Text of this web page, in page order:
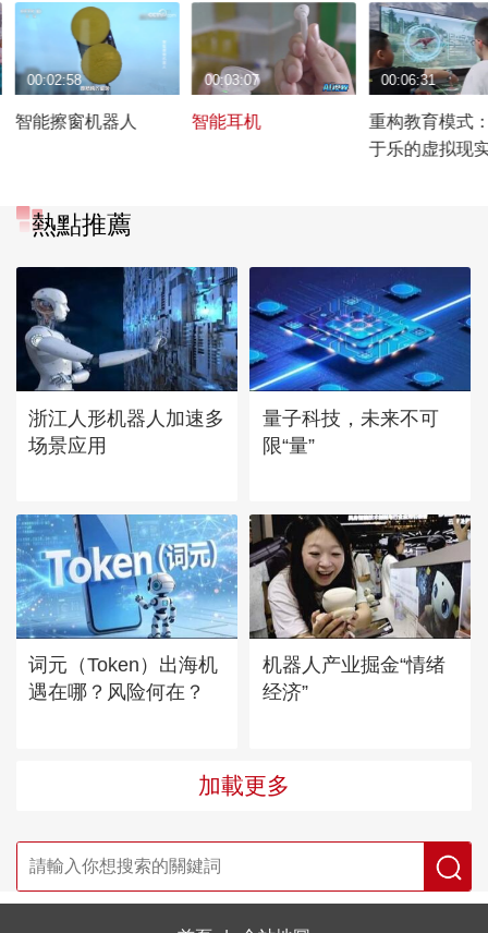
智能擦窗机器人
00:02:58
智能耳机
00:03:07
重构教育模式
于乐的虚拟现
00:06:31
熱點推薦
浙江人形机器人加速多
场景应用
量子科技，未来不可
限“量”
词元（Token）出海机
遇在哪？风险何在？
机器人产业掘金“情绪
经济”
加載更多